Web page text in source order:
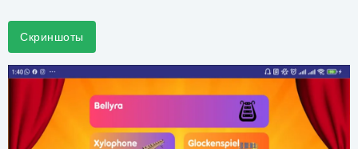
Скриншоты